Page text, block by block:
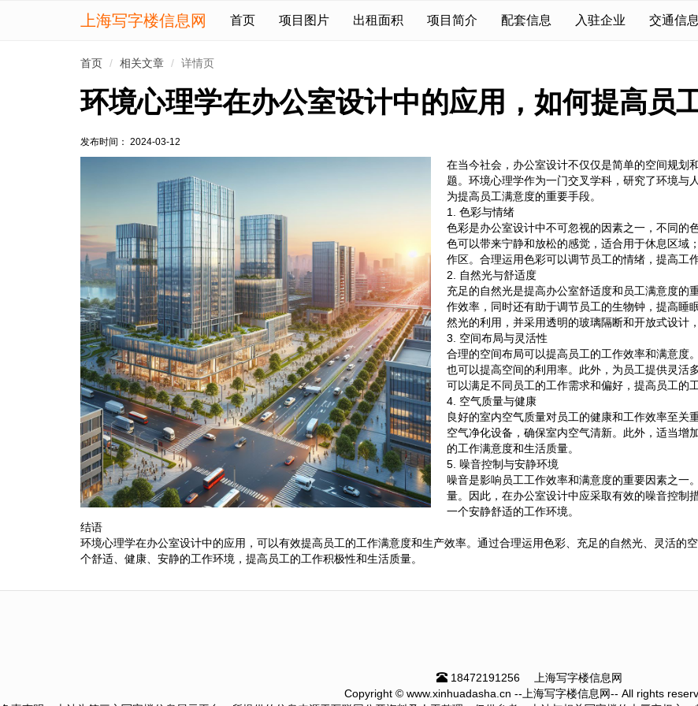
上海写字楼信息网 首页 项目图片 出租面积 项目简介 配套信息 入驻企业 交通信息
首页 相关文章 详情页
环境心理学在办公室设计中的应用，如何提高员
发布时间： 2024-03-12
在当今社会，办公室设计不仅仅是简单的空间规划
题。环境心理学作为一门交叉学科，研究了环境与
为提高员工满意度的重要手段。
1. 色彩与情绪
色彩是办公室设计中不可忽视的因素之一，不同的
色可以带来宁静和放松的感觉，适合用于休息区域
作区。合理运用色彩可以调节员工的情绪，提高工作
2. 自然光与舒适度
充足的自然光是提高办公室舒适度和员工满意度的
作效率，同时还有助于调节员工的生物钟，提高睡
然光的利用，并采用透明的玻璃隔断和开放式设计
3. 空间布局与灵活性
合理的空间布局可以提高员工的工作效率和满意度
也可以提高空间的利用率。此外，为员工提供灵活
可以满足不同员工的工作需求和偏好，提高员工的
4. 空气质量与健康
良好的室内空气质量对员工的健康和工作效率至关
空气净化设备，确保室内空气清新。此外，适当增
的工作满意度和生活质量。
5. 噪音控制与安静环境
噪音是影响员工工作效率和满意度的重要因素之一
量。因此，在办公室设计中应采取有效的噪音控制
一个安静舒适的工作环境。
结语
环境心理学在办公室设计中的应用，可以有效提高员工的工作满意度和生产效率。通过合理运用色彩、充足的自然光、灵活的
个舒适、健康、安静的工作环境，提高员工的工作积极性和生活质量。
18472191256
上海写字楼信息网
Copyright © www.xinhuadasha.cn --上海写字楼信息网-- All rights